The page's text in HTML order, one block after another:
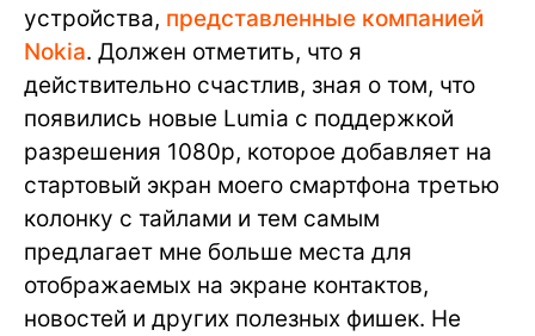
устройства, представленные компанией
Nokia. Должен отметить, что я
действительно счастлив, зная о том, что
появились новые Lumia с поддержкой
разрешения 1080p, которое добавляет на
стартовый экран моего смартфона третью
колонку с тайлами и тем самым
предлагает мне больше места для
отображаемых на экране контактов,
новостей и других полезных фишек. Не